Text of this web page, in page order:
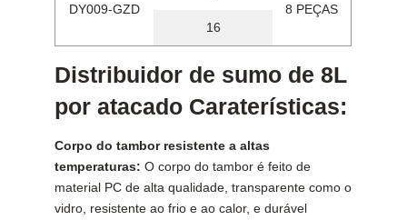
DY009-GZD
8 PEÇAS
16
Distribuidor de sumo de 8L
por atacado Caraterísticas:
Corpo do tambor resistente a altas
temperaturas: O corpo do tambor é feito de
material PC de alta qualidade, transparente como o
vidro, resistente ao frio e ao calor, e durável